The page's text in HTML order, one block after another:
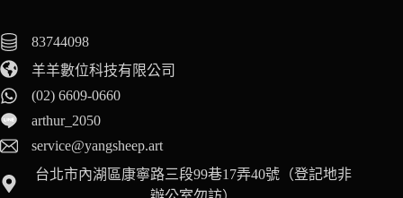
83744098
羊羊數位科技有限公司
(02) 6609-0660
arthur_2050
service@yangsheep.art
台北市內湖區康寧路三段99巷17弄40號（登記地非